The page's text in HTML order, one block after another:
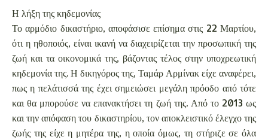
Η λήξη της κηδεμονίας
Το αρμόδιο δικαστήριο, αποφάσισε επίσημα στις 22 Μαρτίου,
ότι η ηθοποιός, είναι ικανή να διαχειρίζεται την προσωπική της
ζωή και τα οικονομικά της, βάζοντας τέλος στην υποχρεωτική
κηδεμονία της. Η δικηγόρος της, Ταμάρ Αρμίνακ είχε αναφέρει,
πως η πελάτισσά της έχει σημειώσει μεγάλη πρόοδο από τότε
και θα μπορούσε να επανακτήσει τη ζωή της. Από το 2013 ως
και την απόφαση του δικαστηρίου, τον αποκλειστικό έλεγχο της
ζωής της είχε η μητέρα της, η οποία όμως, τη στήριζε σε όλα